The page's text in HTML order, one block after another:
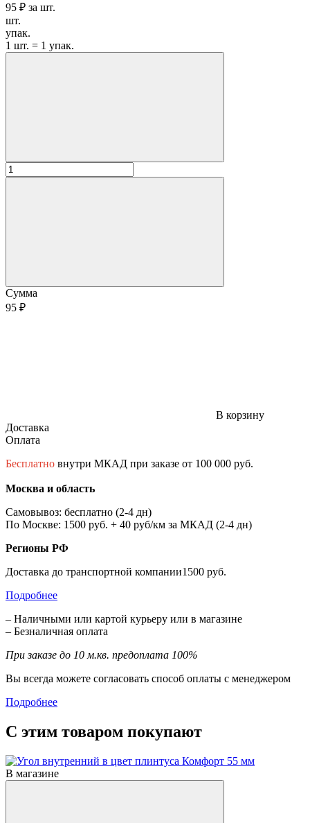
95 ₽ за шт.
шт.
упак.
1 шт. = 1 упак.
Сумма
95 ₽
В корзину
Доставка
Оплата
Бесплатно внутри МКАД при заказе от 100 000 руб.
Москва и область
Самовывоз: бесплатно (2-4 дн)
По Москве: 1500 руб. + 40 руб/км за МКАД (2-4 дн)
Регионы РФ
Доставка до транспортной компании1500 руб.
Подробнее
– Наличными или картой курьеру или в магазине
– Безналичная оплата
При заказе до 10 м.кв. предоплата 100%
Вы всегда можете согласовать способ оплаты с менеджером
Подробнее
С этим товаром покупают
В магазине